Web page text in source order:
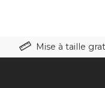
Mise à taille